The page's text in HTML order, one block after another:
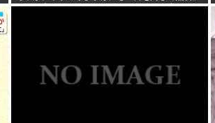
して居座られました。無理やり奪われた席は、結